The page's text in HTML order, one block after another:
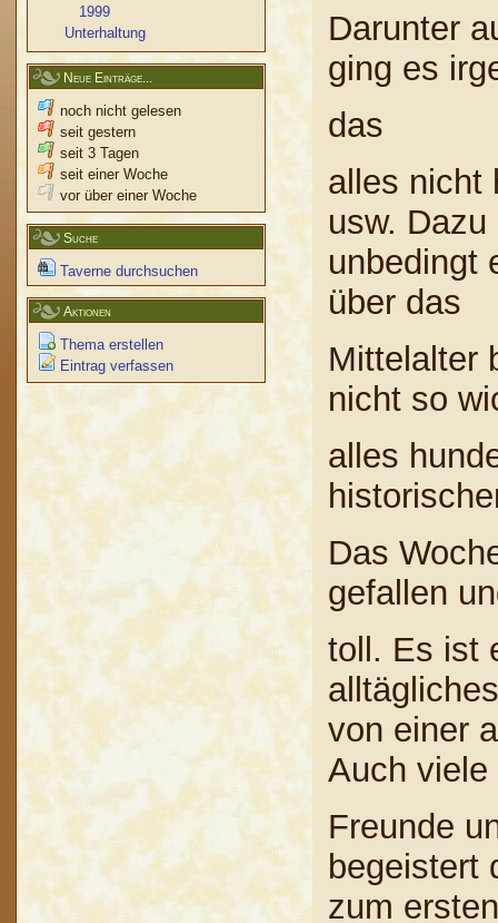
1999
Unterhaltung
Neue Einträge...
noch nicht gelesen
seit gestern
seit 3 Tagen
seit einer Woche
vor über einer Woche
Suche
Taverne durchsuchen
Aktionen
Thema erstellen
Eintrag verfassen
Darunter
ging es
das
alles nicht
usw.
unbedingt
über das
Mittelalter
nicht so
alles
Das
gefallen
toll. Es ist
von einer
Auch viele
Freunde
begeistert
zum